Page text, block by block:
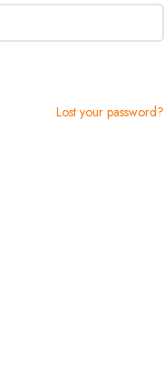
Lost your password?